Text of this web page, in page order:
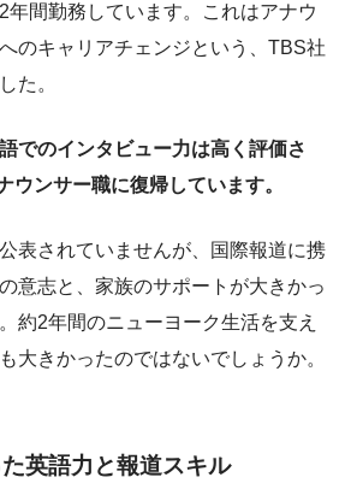
年間勤務しています。これはアナウ
のキャリアチェンジという、TBS社
た。
でのインタビュー力は高く評価さ
ウンサー職に復帰しています。
表されていませんが、国際報道に携
意志と、家族のサポートが大きかっ
約2年間のニューヨーク生活を支え
大きかったのではないでしょうか。
英語力と報道スキル